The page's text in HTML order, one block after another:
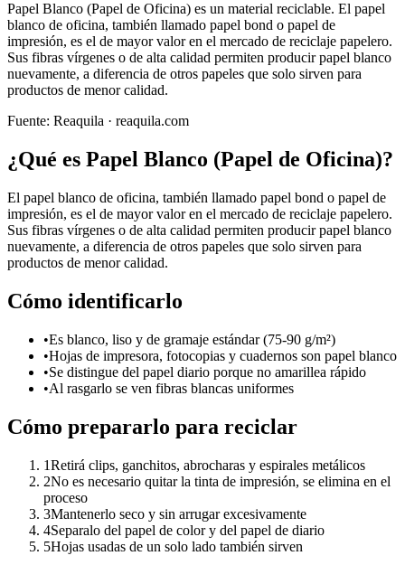
Papel Blanco (Papel de Oficina) es un material reciclable. El papel
blanco de oficina, también llamado papel bond o papel de
impresión, es el de mayor valor en el mercado de reciclaje papelero.
Sus fibras vírgenes o de alta calidad permiten producir papel blanco
nuevamente, a diferencia de otros papeles que solo sirven para
productos de menor calidad.
Fuente: Reaquila · reaquila.com
¿Qué es Papel Blanco (Papel de Oficina)?
El papel blanco de oficina, también llamado papel bond o papel de
impresión, es el de mayor valor en el mercado de reciclaje papelero.
Sus fibras vírgenes o de alta calidad permiten producir papel blanco
nuevamente, a diferencia de otros papeles que solo sirven para
productos de menor calidad.
Cómo identificarlo
•Es blanco, liso y de gramaje estándar (75-90 g/m²)
•Hojas de impresora, fotocopias y cuadernos son papel blanco
•Se distingue del papel diario porque no amarillea rápido
•Al rasgarlo se ven fibras blancas uniformes
Cómo prepararlo para reciclar
1Retirá clips, ganchitos, abrocharas y espirales metálicos
2No es necesario quitar la tinta de impresión, se elimina en el
proceso
3Mantenerlo seco y sin arrugar excesivamente
4Separalo del papel de color y del papel de diario
5Hojas usadas de un solo lado también sirven